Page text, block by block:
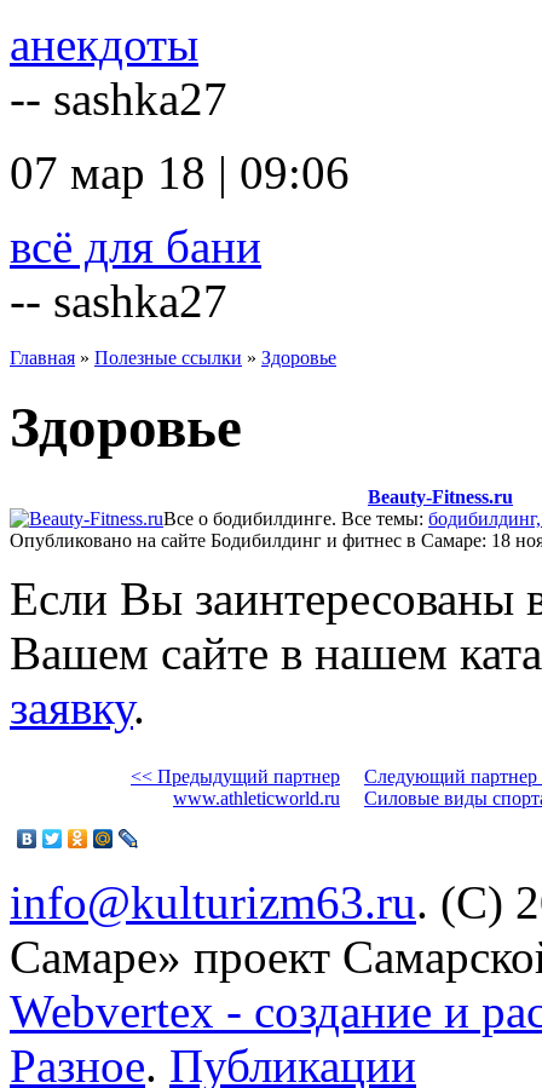
анекдоты
-- sashka27
07 мар 18 | 09:06
всё для бани
-- sashka27
Главная » Полезные ссылки » Здоровье
Здоровье
Beauty-Fitness.ru
Все о бодибилдинге. Все темы:
Опубликовано на сайте Бодибилдинг и фитнес в Самаре: 18
Если Вы
Вашем сайте в нашем
заявку.
<< Предыдущий партнер
www.athleticworld.ru
Следующий партнер
Cиловые виды
info@kulturizm63.ru. (C)
Самаре» проект
Webvertex - создание и
Разное. Публикации